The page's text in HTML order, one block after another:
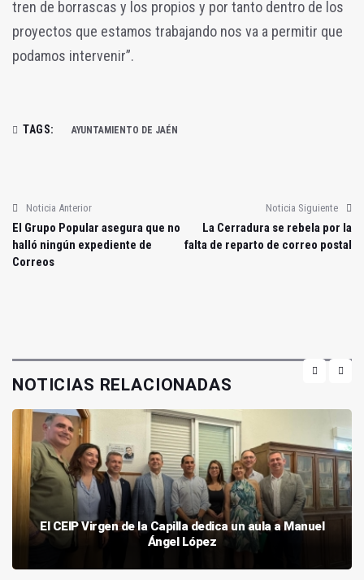
tren de borrascas y los propios y por tanto dentro de los
proyectos que estamos trabajando nos va a permitir que
podamos intervenir”.
TAGS: AYUNTAMIENTO DE JAÉN
Noticia Anterior
El Grupo Popular asegura que no
halló ningún expediente de
Correos
Noticia Siguiente
La Cerradura se rebela por la
falta de reparto de correo postal
NOTICIAS RELACIONADAS
El CEIP Virgen de la Capilla dedica un aula a Manuel
Ángel López